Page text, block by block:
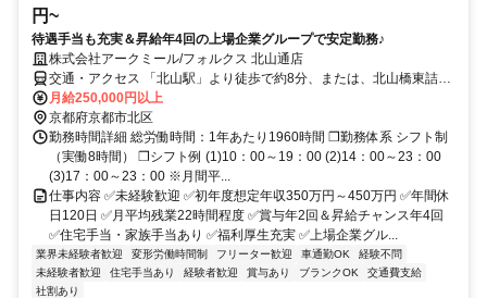
円~
待遇手当も充実＆昇給年4回の上場企業グループで安定勤務♪
株式会社アークミール/フォルクス 北山通店
交通・アクセス 「北山駅」より徒歩で約8分、または、北山橋東詰バ
ス停より徒歩で約１分
月給250,000円以上
京都府京都市北区
勤務時間詳細 総労働時間：1年あたり1960時間 ❒勤務体系 シフト制
（実働8時間） ❒シフト例 (1)10：00～19：00 (2)14：00～23：00
(3)17：00～23：00 ※月間平...
仕事内容 ✅未経験歓迎 ✅初年度想定年収350万円～450万円 ✅年間休
日120日 ✅月平均残業22時間程度 ✅賞与年2回＆昇給チャンス年4回
✅住宅手当・家族手当あり ✅福利厚生充実 ✅上場企業グル...
業界未経験者歓迎 変形労働時間制 フリーター歓迎 車通勤OK
経験不問
未経験者歓迎
住宅手当あり 経験者歓迎 賞与あり ブランクOK
交通費支給
社割あり